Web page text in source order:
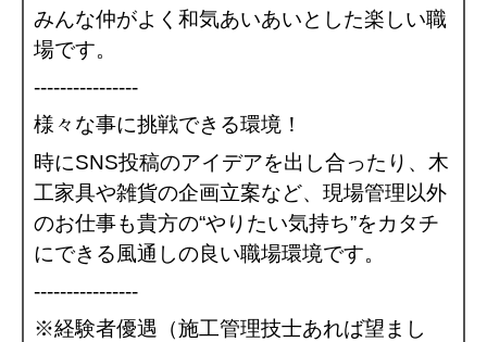
みんな仲がよく和気あいあいとした楽しい職
場です。
----------------
様々な事に挑戦できる環境！
時にSNS投稿のアイデアを出し合ったり、木
工家具や雑貨の企画立案など、現場管理以外
のお仕事も貴方の“やりたい気持ち”をカタチ
にできる風通しの良い職場環境です。
----------------
※経験者優遇（施工管理技士あれば望まし